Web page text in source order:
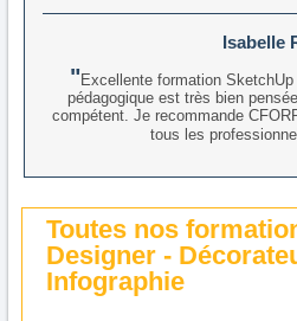
Isabelle
Excellente formation
pédagogique est très bien
compétent. Je recommande
tous les
Toutes nos
Designer -
Infographie